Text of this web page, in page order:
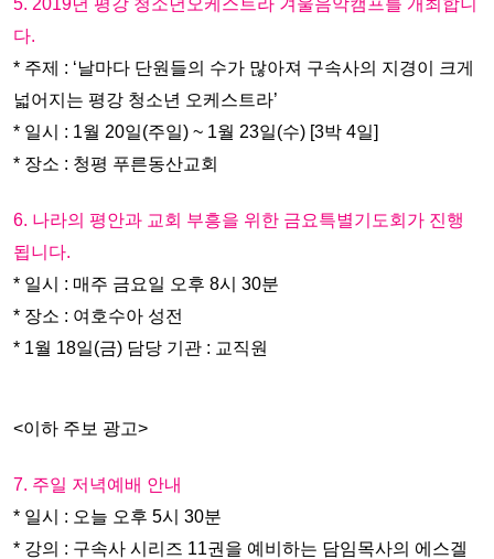
5. 2019년 평강 청소년오케스트라 겨울음악캠프를 개최합니
다.
* 주제 : ‘날마다 단원들의 수가 많아져 구속사의 지경이 크게
넓어지는 평강 청소년 오케스트라’
* 일시 : 1월 20일(주일) ~ 1월 23일(수) [3박 4일]
* 장소 : 청평 푸른동산교회
6. 나라의 평안과 교회 부흥을 위한 금요특별기도회가 진행
됩니다.
* 일시 : 매주 금요일 오후 8시 30분
* 장소 : 여호수아 성전
* 1월 18일(금) 담당 기관 : 교직원
<이하 주보 광고>
7. 주일 저녁예배 안내
* 일시 : 오늘 오후 5시 30분
* 강의 : 구속사 시리즈 11권을 예비하는 담임목사의 에스겔